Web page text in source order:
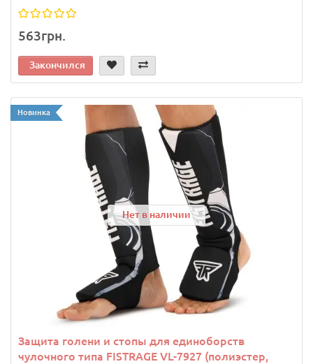
563грн.
Закончился
Новинка
Нет в наличии
Защита голени и стопы для единоборств
чулочного типа FISTRAGE VL-7927 (полиэстер,